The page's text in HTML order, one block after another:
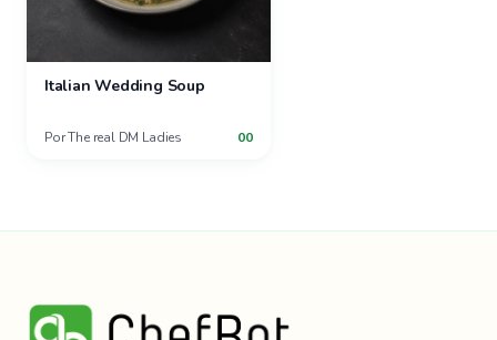
Italian Wedding Soup
PorThe real DM Ladies 00